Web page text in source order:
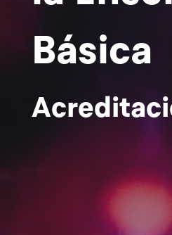
Básica